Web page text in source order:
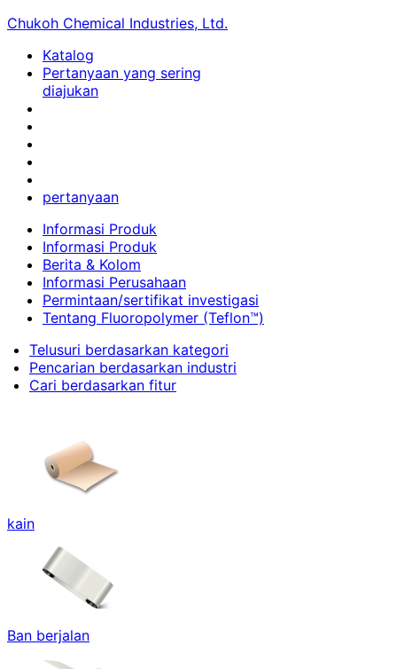
Chukoh Chemical Industries, Ltd.
Katalog
Pertanyaan yang sering
diajukan
pertanyaan
Informasi Produk
Informasi Produk
Berita & Kolom
Informasi Perusahaan
Permintaan/sertifikat investigasi
Tentang Fluoropolymer (Teflon™)
Telusuri berdasarkan kategori
Pencarian berdasarkan industri
Cari berdasarkan fitur
kain
Ban berjalan